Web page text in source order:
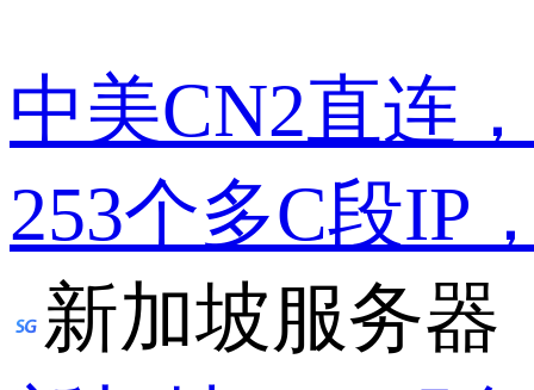
中美CN2直连
253个多C段IP
新加坡服务器